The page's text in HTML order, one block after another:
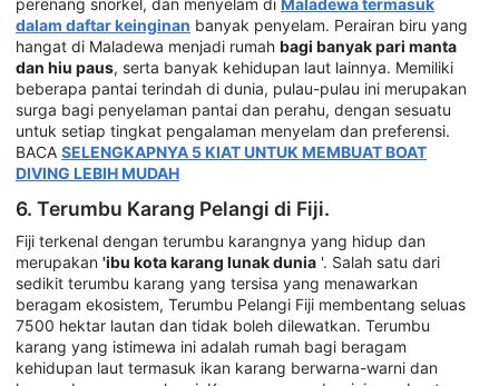
dalam daftar keinginan banyak penyelam. Perairan biru yang
hangat di Maladewa menjadi rumah bagi banyak pari manta
dan hiu paus, serta banyak kehidupan laut lainnya. Memiliki
beberapa pantai terindah di dunia, pulau-pulau ini merupakan
surga bagi penyelaman pantai dan perahu, dengan sesuatu
untuk setiap tingkat pengalaman menyelam dan preferensi.
BACA SELENGKAPNYA 5 KIAT UNTUK MEMBUAT BOAT
DIVING LEBIH MUDAH
6. Terumbu Karang Pelangi di Fiji.
Fiji terkenal dengan terumbu karangnya yang hidup dan
merupakan 'ibu kota karang lunak dunia '. Salah satu dari
sedikit terumbu karang yang tersisa yang menawarkan
beragam ekosistem, Terumbu Pelangi Fiji membentang seluas
7500 hektar lautan dan tidak boleh dilewatkan. Terumbu
karang yang istimewa ini adalah rumah bagi beragam
kehidupan laut termasuk ikan karang berwarna-warni dan